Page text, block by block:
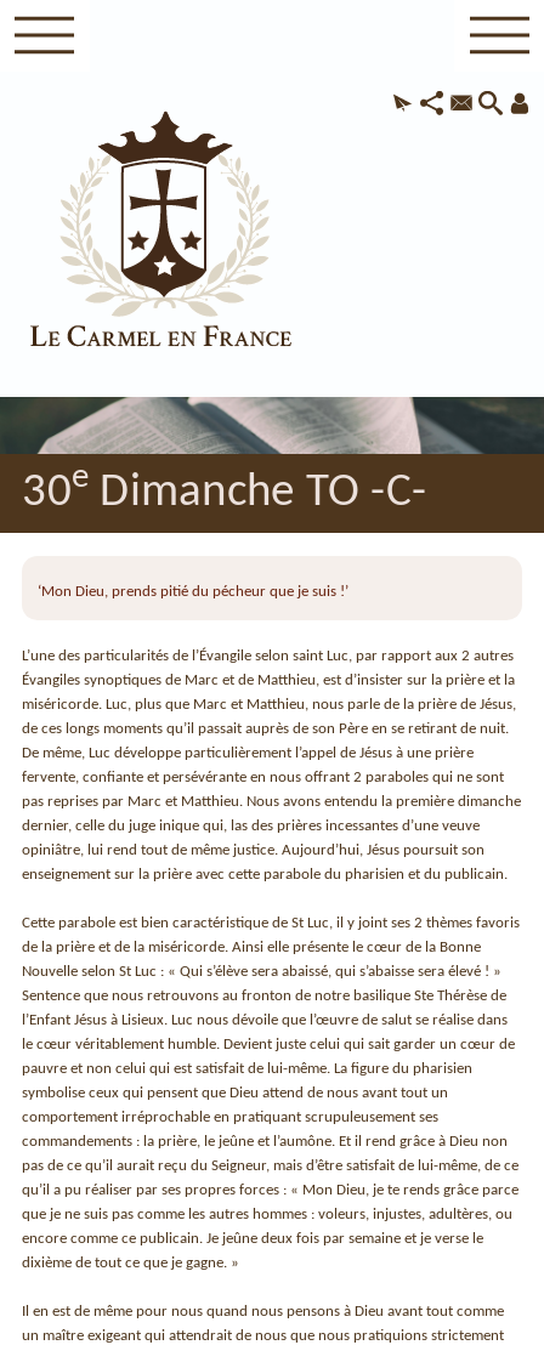
30e Dimanche TO -C-
‘Mon Dieu, prends pitié du pécheur que je suis !’
L’une des particularités de l’Évangile selon saint Luc, par rapport aux 2 autres
Évangiles synoptiques de Marc et de Matthieu, est d’insister sur la prière et la
miséricorde. Luc, plus que Marc et Matthieu, nous parle de la prière de Jésus,
de ces longs moments qu’il passait auprès de son Père en se retirant de nuit.
De même, Luc développe particulièrement l’appel de Jésus à une prière
fervente, confiante et persévérante en nous offrant 2 paraboles qui ne sont
pas reprises par Marc et Matthieu. Nous avons entendu la première dimanche
dernier, celle du juge inique qui, las des prières incessantes d’une veuve
opiniâtre, lui rend tout de même justice. Aujourd’hui, Jésus poursuit son
enseignement sur la prière avec cette parabole du pharisien et du publicain.
Cette parabole est bien caractéristique de St Luc, il y joint ses 2 thèmes favoris
de la prière et de la miséricorde. Ainsi elle présente le cœur de la Bonne
Nouvelle selon St Luc : « Qui s’élève sera abaissé, qui s’abaisse sera élevé ! »
Sentence que nous retrouvons au fronton de notre basilique Ste Thérèse de
l’Enfant Jésus à Lisieux. Luc nous dévoile que l’œuvre de salut se réalise dans
le cœur véritablement humble. Devient juste celui qui sait garder un cœur de
pauvre et non celui qui est satisfait de lui-même. La figure du pharisien
symbolise ceux qui pensent que Dieu attend de nous avant tout un
comportement irréprochable en pratiquant scrupuleusement ses
commandements : la prière, le jeûne et l’aumône. Et il rend grâce à Dieu non
pas de ce qu’il aurait reçu du Seigneur, mais d’être satisfait de lui-même, de ce
qu’il a pu réaliser par ses propres forces : « Mon Dieu, je te rends grâce parce
que je ne suis pas comme les autres hommes : voleurs, injustes, adultères, ou
encore comme ce publicain. Je jeûne deux fois par semaine et je verse le
dixième de tout ce que je gagne. »
Il en est de même pour nous quand nous pensons à Dieu avant tout comme
un maître exigeant qui attendrait de nous que nous pratiquions strictement